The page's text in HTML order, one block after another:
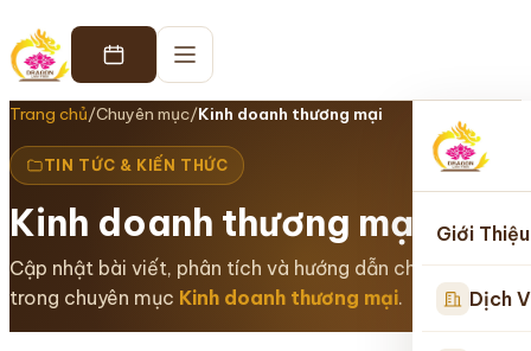
Giới Thiệu
Dịch
Trang chủ/Chuyên mục/Kinh doanh thương mại
TIN TỨC & KIẾN THỨC
Kinh doanh thương mại
Cập nhật bài viết, phân tích và hướng dẫn chuyên sâu
trong chuyên mục Kinh doanh thương mại.